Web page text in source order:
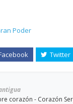
Poder
corazón - Corazón